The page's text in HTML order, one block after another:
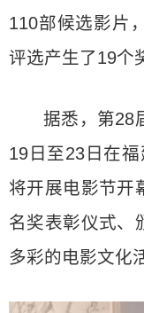
110部候选影片
评选产生了19个
据悉，第28
19日至23日在福
将开展电影节开
名奖表彰仪式、
多彩的电影文化